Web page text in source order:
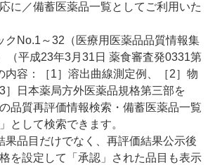
に／備蓄医薬品一覧としてご利用いた
クNo.1～32（医療用医薬品品質情報集
（平成23年3月31日 薬食審査発0331第
内容：［1］溶出曲線測定例、［2］物
］日本薬局方外医薬品規格第三部を
品質再評価情報検索・備蓄医薬品一覧
として検索できます。
果品目だけでなく、再評価結果公示後
を設定して「承認」された品目も表示